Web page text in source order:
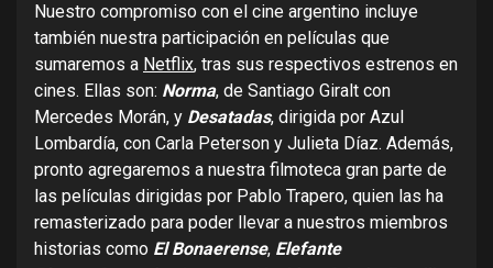
Nuestro compromiso con el cine argentino incluye
también nuestra participación en películas que
sumaremos a Netflix, tras sus respectivos estrenos en
cines. Ellas son: Norma, de Santiago Giralt con
Mercedes Morán, y Desatadas, dirigida por Azul
Lombardía, con Carla Peterson y Julieta Díaz. Además,
pronto agregaremos a nuestra filmoteca gran parte de
las películas dirigidas por Pablo Trapero, quien las ha
remasterizado para poder llevar a nuestros miembros
historias como El Bonaerense, Elefante